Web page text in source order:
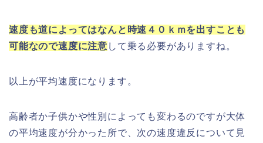
速度も道によってはなんと時速４０ｋｍを出すことも
可能なので速度に注意 して乗る必要がありますね。
以上が平均速度になります。
高齢者か子供かや性別によっても変わるのですが大体
の平均速度が分かった所で、次の速度違反について見